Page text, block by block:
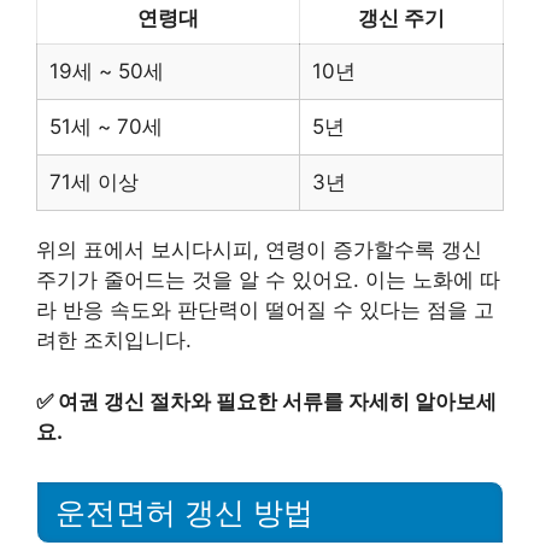
연령대 갱신 주기
19세 ~ 50세 10년
51세 ~ 70세 5년
71세 이상 3년
위의 표에서 보시다시피, 연령이 증가할수록 갱신
주기가 줄어드는 것을 알 수 있어요. 이는 노화에 따
라 반응 속도와 판단력이 떨어질 수 있다는 점을 고
려한 조치입니다.
✅ 여권 갱신 절차와 필요한 서류를 자세히 알아보세
요.
운전면허 갱신 방법